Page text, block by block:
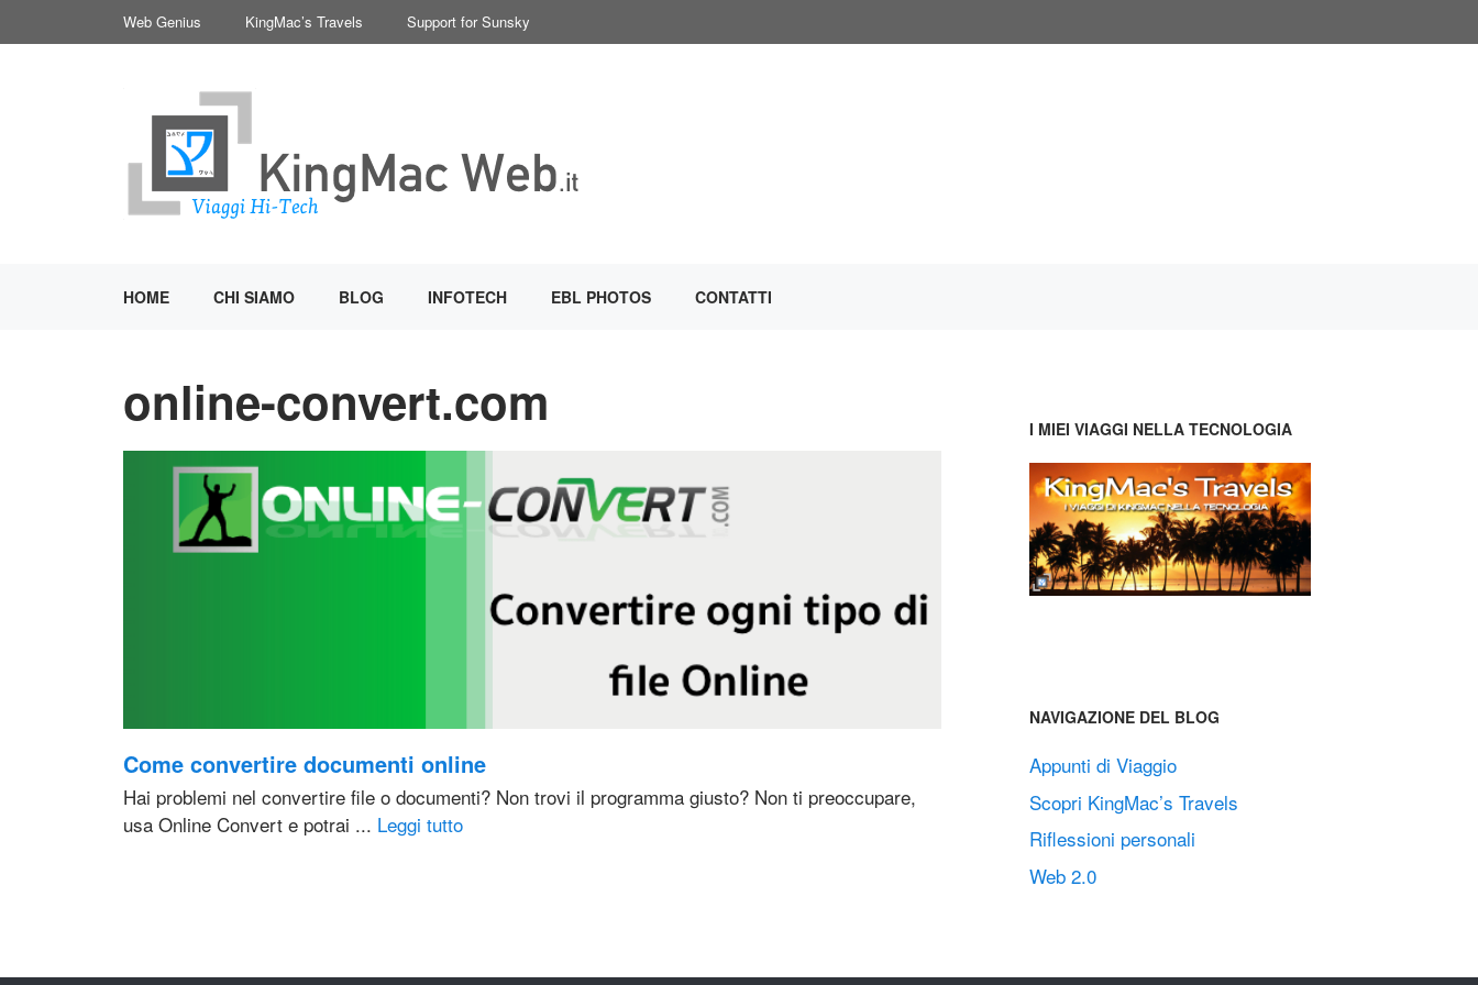
al
Web Genius KingMac’s Travels Support for Sunsky
HOME CHI SIAMO BLOG INFOTECH EBL PHOTOS CONTATTI
online-convert.com
Come convertire documenti online
Hai problemi nel convertire file o documenti? Non trovi il programma giusto? Non ti preoccupare,
usa Online Convert e potrai ... Leggi tutto
I MIEI VIAGGI NELLA TECNOLOGIA
NAVIGAZIONE DEL BLOG
Appunti di Viaggio
Scopri KingMac’s Travels
Riflessioni personali
Web 2.0